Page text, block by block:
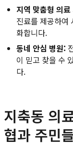
지역 맞춤형 의
진료를 제공하여
화합니다.
동네 안심 병원:
이 믿고 찾을 수
다.
지축동 의
협과 주민